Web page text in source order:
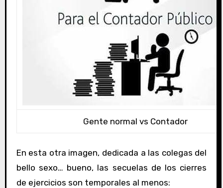
Gente normal vs Contador
En esta otra imagen, dedicada a las colegas del
bello sexo… bueno, las secuelas de los cierres
de ejercicios son temporales al menos: